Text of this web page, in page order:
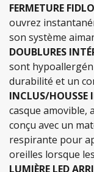
FERMETURE
ouvrez
son système
DOUBLURES
sont
durabilité et un
INCLUS/HOUSSE
casque amovible,
conçu avec un
respirante pour
oreilles lorsque
LUMIÈRE LED